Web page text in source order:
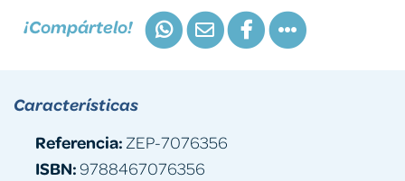
¡Compártelo!
Características
Referencia: ZEP-7076356
ISBN:9788467076356